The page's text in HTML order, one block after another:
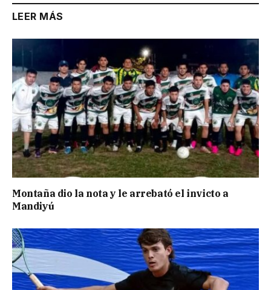
LEER MÁS
Montaña dio la nota y le arrebató el invicto a
Mandiyú